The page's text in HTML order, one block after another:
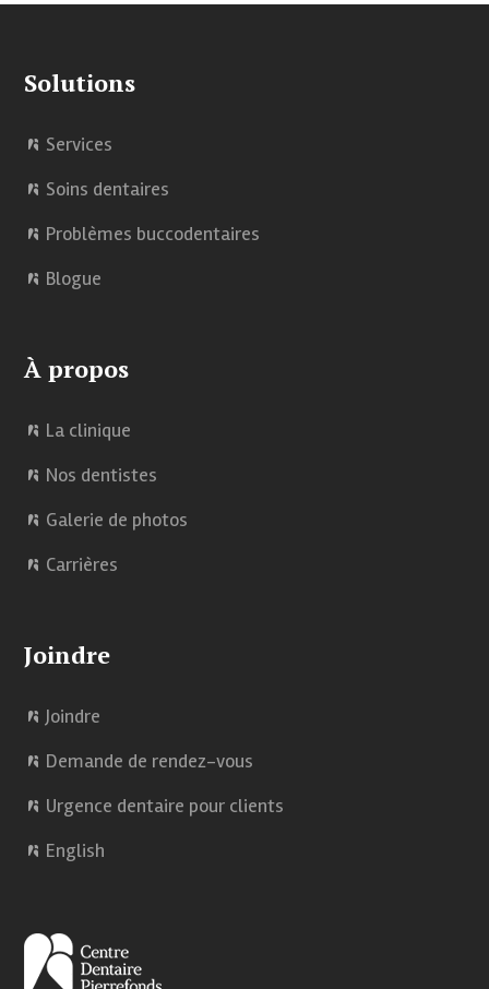
Solutions
Services
Soins dentaires
Problèmes buccodentaires
Blogue
À propos
La clinique
Nos dentistes
Galerie de photos
Carrières
Joindre
Joindre
Demande de rendez-vous
Urgence dentaire pour clients
English